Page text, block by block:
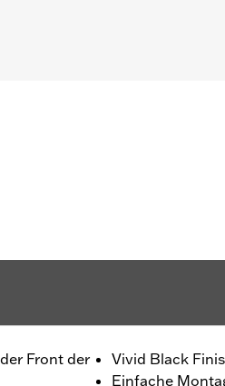
Front der
Vivid Black
Einfache